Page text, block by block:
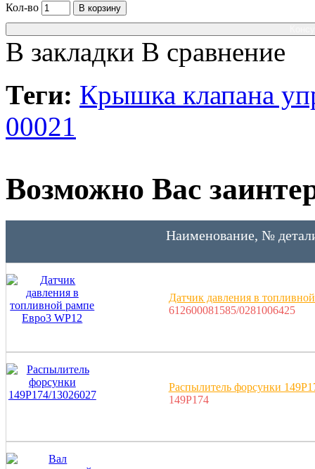
Кол-во
В корзину
В закладки В сравнение
Теги: Крышка клапана
00021
Возможно Вас
Наименование, №
Датчик давления в
612600081585/0281006425
Распылитель форсунки
149P174